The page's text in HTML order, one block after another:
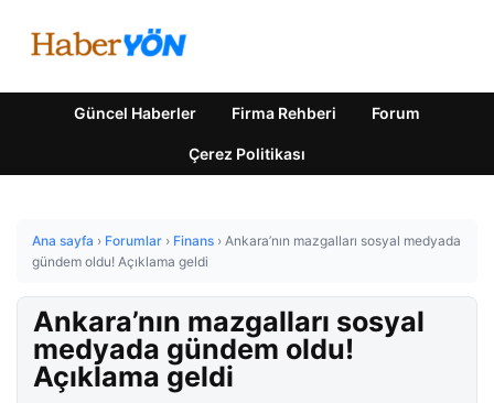
Güncel Haberler Firma Rehberi Forum
Çerez Politikası
Ana sayfa › Forumlar › Finans › Ankara’nın mazgalları sosyal medyada
gündem oldu! Açıklama geldi
Ankara’nın mazgalları sosyal
medyada gündem oldu!
Açıklama geldi